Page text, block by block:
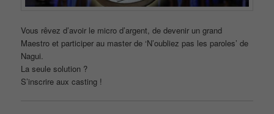
Vous rêvez d’avoir le micro d’argent, de devenir un grand
Maestro et participer au master de ‘N’oubliez pas les paroles’ de
Nagui.
La seule solution ?
S’inscrire aux casting !